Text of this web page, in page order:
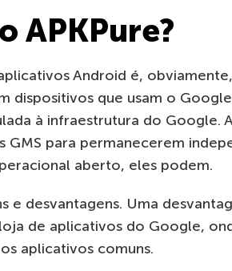
APKPure?
Android é,
dispositivos que usam o
à infraestrutura do Google.
para permanecerem
aberto, eles podem.
e desvantagens. Uma
de aplicativos do Google,
aplicativos comuns.